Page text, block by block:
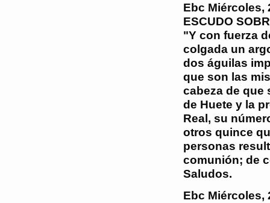
Ebc Miércoles,
ESCUDO
"Y con fuerza
colgada un
dos águilas
que son las
cabeza de que
de Huete y la
Real, su
otros quince
personas
comunión; de
Saludos.
Ebc Miércoles,